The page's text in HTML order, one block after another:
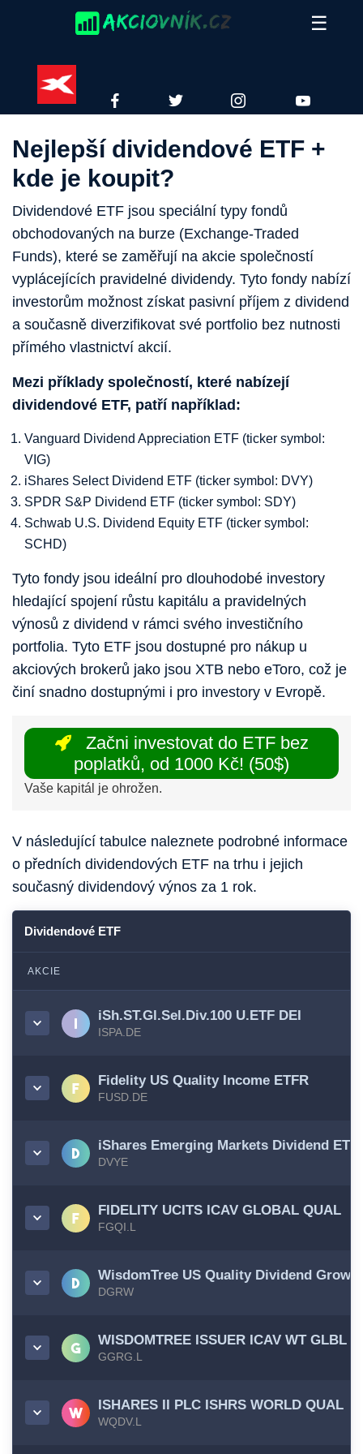
☰
Nejlepší dividendové ETF +
kde je koupit?
Dividendové ETF jsou speciální typy fondů
obchodovaných na burze (Exchange-Traded
Funds), které se zaměřují na akcie společností
vyplácejících pravidelné dividendy. Tyto fondy nabízí
investorům možnost získat pasivní příjem z dividend
a současně diverzifikovat své portfolio bez nutnosti
přímého vlastnictví akcií.
Mezi příklady společností, které nabízejí
dividendové ETF, patří například:
Vanguard Dividend Appreciation ETF (ticker symbol:
VIG)
iShares Select Dividend ETF (ticker symbol: DVY)
SPDR S&P Dividend ETF (ticker symbol: SDY)
Schwab U.S. Dividend Equity ETF (ticker symbol:
SCHD)
Tyto fondy jsou ideální pro dlouhodobé investory
hledající spojení růstu kapitálu a pravidelných
výnosů z dividend v rámci svého investičního
portfolia. Tyto ETF jsou dostupné pro nákup u
akciových brokerů jako jsou XTB nebo eToro, což je
činí snadno dostupnými i pro investory v Evropě.
Začni investovat do ETF bez
poplatků, od 1000 Kč! (50$)
Vaše kapitál je ohrožen.
V následující tabulce naleznete podrobné informace
o předních dividendových ETF na trhu i jejich
současný dividendový výnos za 1 rok.
Dividendové ETF
AKCIE
iSh.ST.Gl.Sel.Div.100 U.ETF DEI
ISPA.DE
Fidelity US Quality Income ETFR
FUSD.DE
iShares Emerging Markets Dividend ETF
DVYE
FIDELITY UCITS ICAV GLOBAL QUAL
FGQI.L
WisdomTree US Quality Dividend
DGRW
WISDOMTREE ISSUER ICAV WT GLBL
GGRG.L
ISHARES II PLC ISHRS WORLD QUAL
WQDV.L